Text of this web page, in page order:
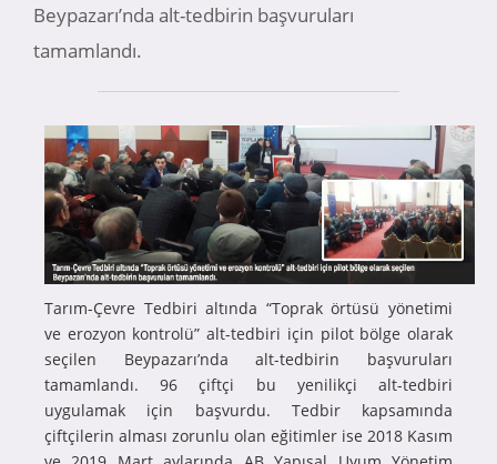
Beypazarı’nda alt-tedbirin başvuruları
tamamlandı.
Tarım-Çevre Tedbiri altında “Toprak örtüsü yönetimi
ve erozyon kontrolü” alt-tedbiri için pilot bölge olarak
seçilen Beypazarı’nda alt-tedbirin başvuruları
tamamlandı. 96 çiftçi bu yenilikçi alt-tedbiri
uygulamak için başvurdu. Tedbir kapsamında
çiftçilerin alması zorunlu olan eğitimler ise 2018 Kasım